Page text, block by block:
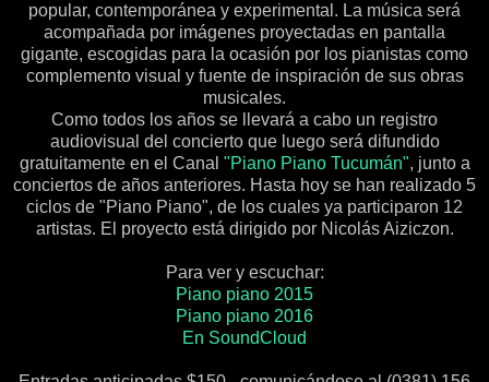
popular, contemporánea y experimental. La música será
acompañada por imágenes proyectadas en pantalla
gigante, escogidas para la ocasión por los pianistas como
complemento visual y fuente de inspiración de sus obras
musicales.
Como todos los años se llevará a cabo un registro
audiovisual del concierto que luego será difundido
gratuitamente en el Canal "Piano Piano Tucumán", junto a
conciertos de años anteriores. Hasta hoy se han realizado 5
ciclos de "Piano Piano", de los cuales ya participaron 12
artistas. El proyecto está dirigido por Nicolás Aiziczon.
Para ver y escuchar:
Piano piano 2015
Piano piano 2016
En SoundCloud